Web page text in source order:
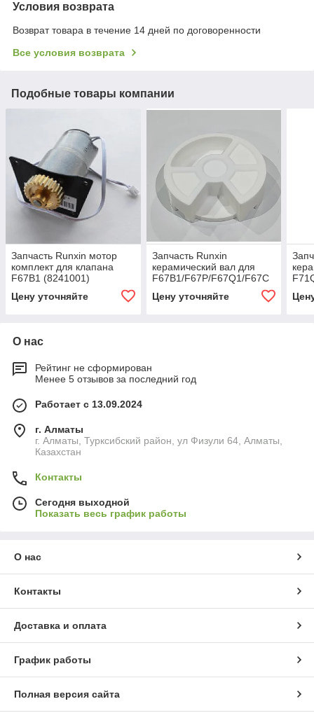
Условия возврата
Возврат товара в течение 14 дней по договоренности
Все условия возврата
Подобные товары компании
Запчасть Runxin мотор
комплект для клапана
F67B1 (8241001)
Цену уточняйте
Запчасть Runxin
керамический вал для
F67B1/F67P/F67Q1/F67C
Цену уточняйте
О нас
Рейтинг не сформирован
Менее 5 отзывов за последний год
Работает с 13.09.2024
г. Алматы
г. Алматы, Турксибский район, ул Физули 64, Алматы,
Казахстан
Контакты
Сегодня выходной
Показать весь график работы
О нас
Контакты
Доставка и оплата
График работы
Полная версия сайта